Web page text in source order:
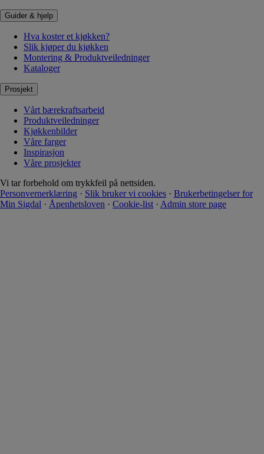
Guider & hjelp
Hva koster et kjøkken?
Slik kjøper du kjøkken
Montering & Produktveiledninger
Kataloger
Prosjekt
Vårt bærekraftsarbeid
Produktveiledninger
Kjøkkenbilder
Våre farger
Inspirasjon
Våre prosjekter
Vi tar forbehold om trykkfeil på nettsiden.
Personvernerklæring · Slik bruker vi cookies · Brukerbetingelser for
Min Sigdal · Åpenhetsloven · Cookie-list · Admin store page